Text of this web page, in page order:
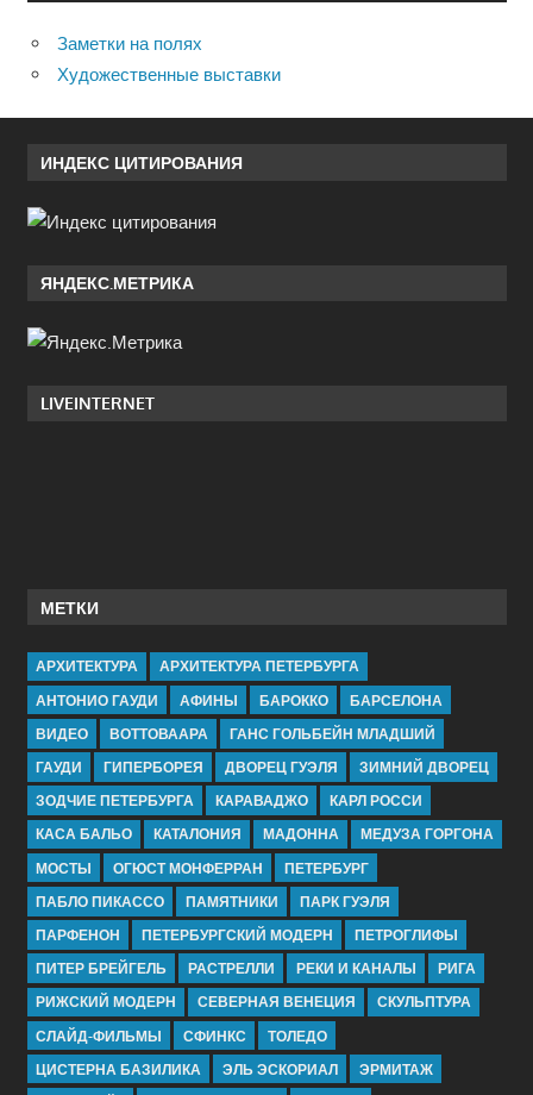
Заметки на полях
Художественные выставки
ИНДЕКС ЦИТИРОВАНИЯ
ЯНДЕКС.МЕТРИКА
LIVEINTERNET
МЕТКИ
АРХИТЕКТУРА
АРХИТЕКТУРА ПЕТЕРБУРГА
АНТОНИО ГАУДИ
АФИНЫ БАРОККО
БАРСЕЛОНА
ВИДЕО
ВОТТОВААРА
ГАНС ГОЛЬБЕЙН МЛАДШИЙ
ГАУДИ
ГИПЕРБОРЕЯ ДВОРЕЦ ГУЭЛЯ
ЗИМНИЙ ДВОРЕЦ
ЗОДЧИЕ ПЕТЕРБУРГА
КАРАВАДЖО
КАРЛ РОССИ
КАСА БАЛЬО
КАТАЛОНИЯ МАДОННА
МЕДУЗА ГОРГОНА
МОСТЫ
ОГЮСТ МОНФЕРРАН
ПЕТЕРБУРГ
ПАБЛО ПИКАССО
ПАМЯТНИКИ
ПАРК ГУЭЛЯ
ПАРФЕНОН
ПЕТЕРБУРГСКИЙ МОДЕРН
ПЕТРОГЛИФЫ
ПИТЕР БРЕЙГЕЛЬ
РАСТРЕЛЛИ РЕКИ И КАНАЛЫ
РИГА
РИЖСКИЙ МОДЕРН
СЕВЕРНАЯ ВЕНЕЦИЯ
СКУЛЬПТУРА
СЛАЙД-ФИЛЬМЫ
СФИНКС
ТОЛЕДО
ЦИСТЕРНА БАЗИЛИКА
ЭЛЬ ЭСКОРИАЛ
ЭРМИТАЖ